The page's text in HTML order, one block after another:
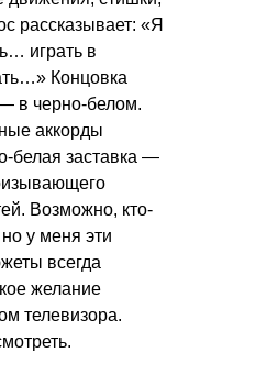
рассказывает: «Я
играть в
Концовка
в черно-белом.
аккорды
белая заставка —
Возможно, кто-
у меня эти
всегда
желание
телевизора.